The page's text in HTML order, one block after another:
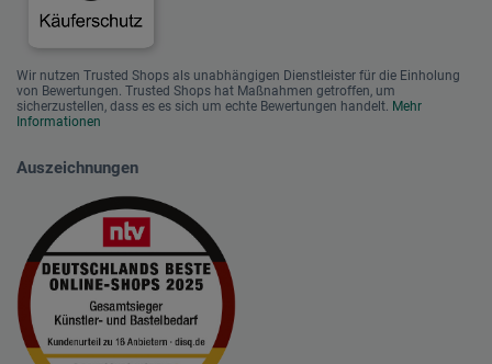
Wir nutzen Trusted Shops als unabhängigen Dienstleister für die Einholung
von Bewertungen. Trusted Shops hat Maßnahmen getroffen, um
sicherzustellen, dass es es sich um echte Bewertungen handelt. Mehr
Informationen
Auszeichnungen